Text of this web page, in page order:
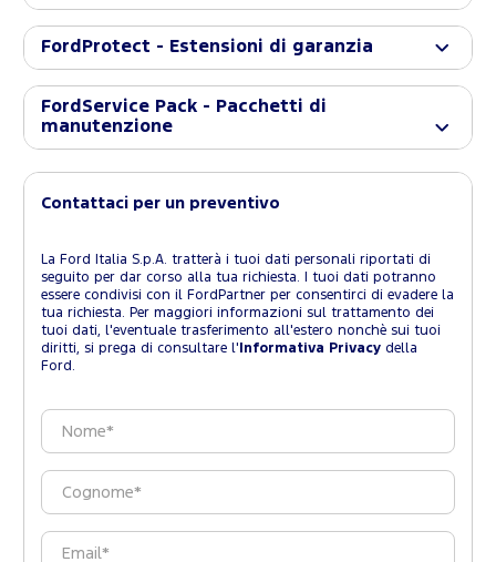
FordProtect - Estensioni di garanzia
FordService Pack - Pacchetti di
manutenzione
Contattaci per un preventivo
La Ford Italia S.p.A. tratterà i tuoi dati personali riportati di
seguito per dar corso alla tua richiesta. I tuoi dati potranno
essere condivisi con il FordPartner per consentirci di evadere la
tua richiesta. Per maggiori informazioni sul trattamento dei
tuoi dati, l'eventuale trasferimento all'estero nonchè sui tuoi
diritti, si prega di consultare l' Informativa Privacy della
Ford.